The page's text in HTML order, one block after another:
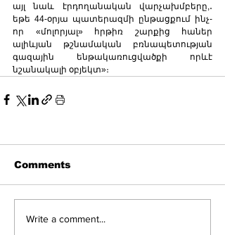
այլ նաև էրդողանական վարչախմբերը,․
եթե 44-օրյա պատերազմի ընթացքում ինչ-
որ «մոլորյալ» հրթիռ շարքից հաներ
ալիևյան թշնամական բռնապետության
գազային ենթակառուցվածքի որևէ
նշանակալի օբյեկտ»։
Comments
Write a comment...